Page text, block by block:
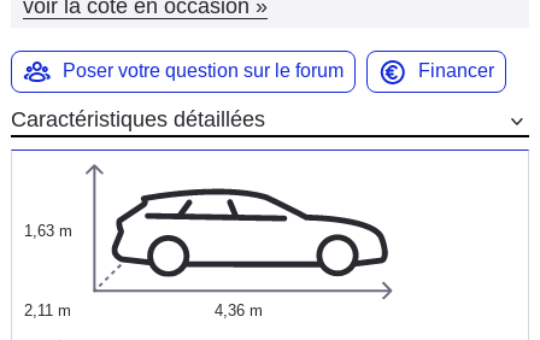
Marques
voir la cote en occasion »
Poser votre question sur le forum Financer
Caractéristiques détaillées
1,63 m
2,11 m 4,36 m